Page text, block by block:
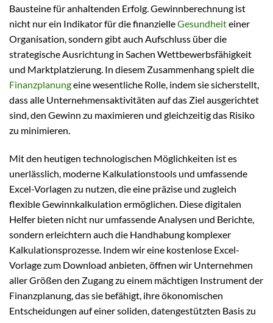
Bausteine für anhaltenden Erfolg. Gewinnberechnung ist
nicht nur ein Indikator für die finanzielleGesundheiteiner
Organisation, sondern gibt auch Aufschluss über die
strategische Ausrichtung in Sachen Wettbewerbsfähigkeit
und Marktplatzierung. In diesem Zusammenhang spielt die
Finanzplanungeine wesentliche Rolle, indem sie sicherstellt,
dass alle Unternehmensaktivitäten auf das Ziel ausgerichtet
sind, den Gewinn zu maximieren und gleichzeitig das Risiko
zu minimieren.
Mit den heutigen technologischen Möglichkeiten ist es
unerlässlich, moderne Kalkulationstools und umfassende
Excel-Vorlagen zu nutzen, die eine präzise und zugleich
flexible Gewinnkalkulation ermöglichen. Diese digitalen
Helfer bieten nicht nur umfassende Analysen und Berichte,
sondern erleichtern auch die Handhabung komplexer
Kalkulationsprozesse. Indem wir eine kostenlose Excel-
Vorlage zum Download anbieten, öffnen wir Unternehmen
aller Größen den Zugang zu einem mächtigen Instrument der
Finanzplanung, das sie befähigt, ihre ökonomischen
Entscheidungen auf einer soliden, datengestützten Basis zu